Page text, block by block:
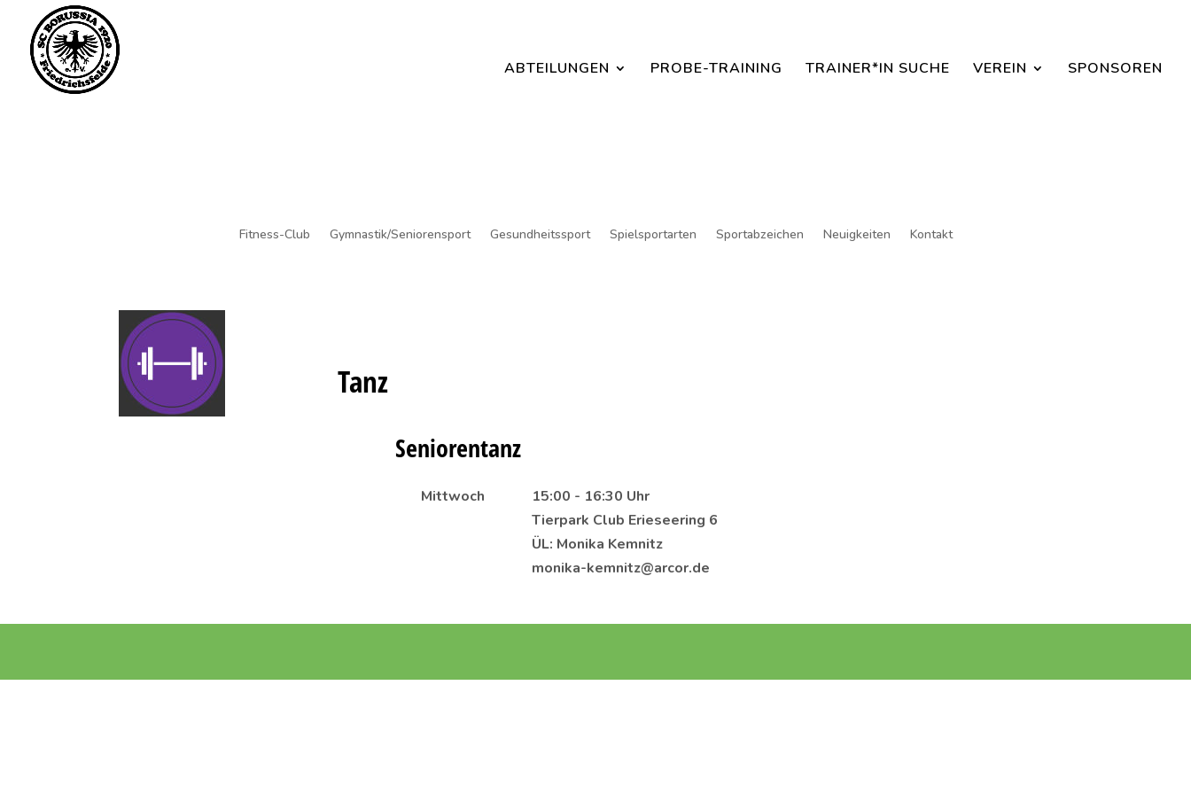
ABTEILUNGEN PROBE-TRAINING TRAINER*IN SUCHE VEREIN SPONSOREN
Fitness-Club Gymnastik/Seniorensport Gesundheitssport Spielsportarten Sportabzeichen Neuigkeiten Kontakt
Tanz
Seniorentanz
Mittwoch
15:00 - 16:30 Uhr
Tierpark Club Erieseering 6
ÜL: Monika Kemnitz
monika-kemnitz@arcor.de